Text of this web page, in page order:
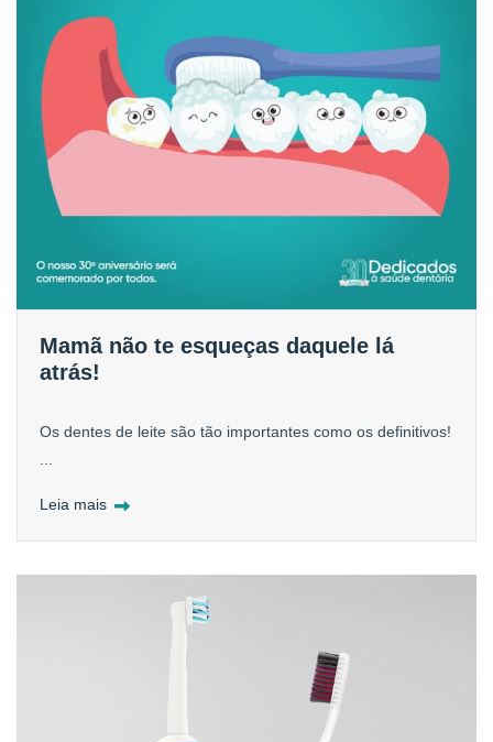
Mamã não te esqueças daquele lá
atrás!
Os dentes de leite são tão importantes como os definitivos!
Leia mais